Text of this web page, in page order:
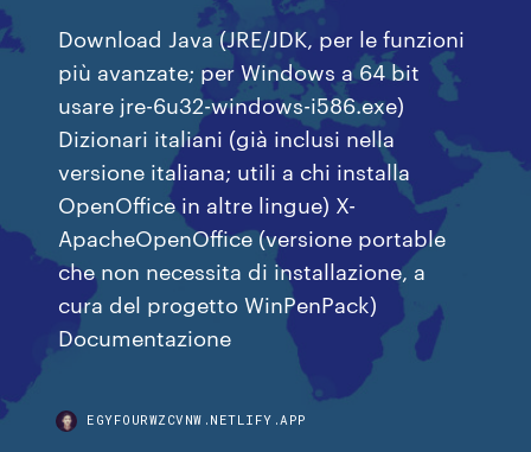
Download Java (JRE/JDK, per le funzioni
più avanzate; per Windows a 64 bit
usare jre-6u32-windows-i586.exe)
Dizionari italiani (già inclusi nella
versione italiana; utili a chi installa
OpenOffice in altre lingue) X-
ApacheOpenOffice (versione portable
che non necessita di installazione, a
cura del progetto WinPenPack)
Documentazione
EGYFOURWZCVNW.NETLIFY.APP